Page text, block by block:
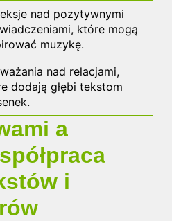
nad pozytywnymi
które mogą
muzykę.
nad relacjami,
dodają głębi tekstom
a
i